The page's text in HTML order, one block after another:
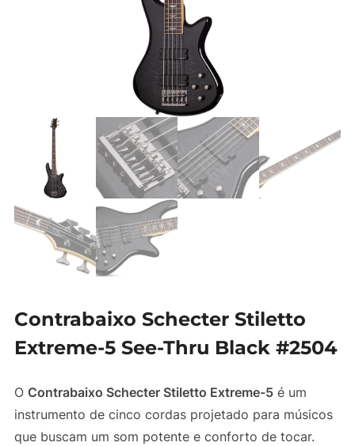
Contrabaixo Schecter Stiletto
Extreme-5 See-Thru Black #2504
O Contrabaixo Schecter Stiletto Extreme-5é um
instrumento de cinco cordas projetado para músicos
que buscam um som potente e conforto de tocar.